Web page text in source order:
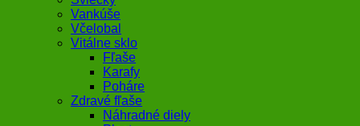
Vankúše
Včelobal
Vitálne sklo
Fľaše
Karafy
Poháre
Zdravé fľaše
Náhradné diely